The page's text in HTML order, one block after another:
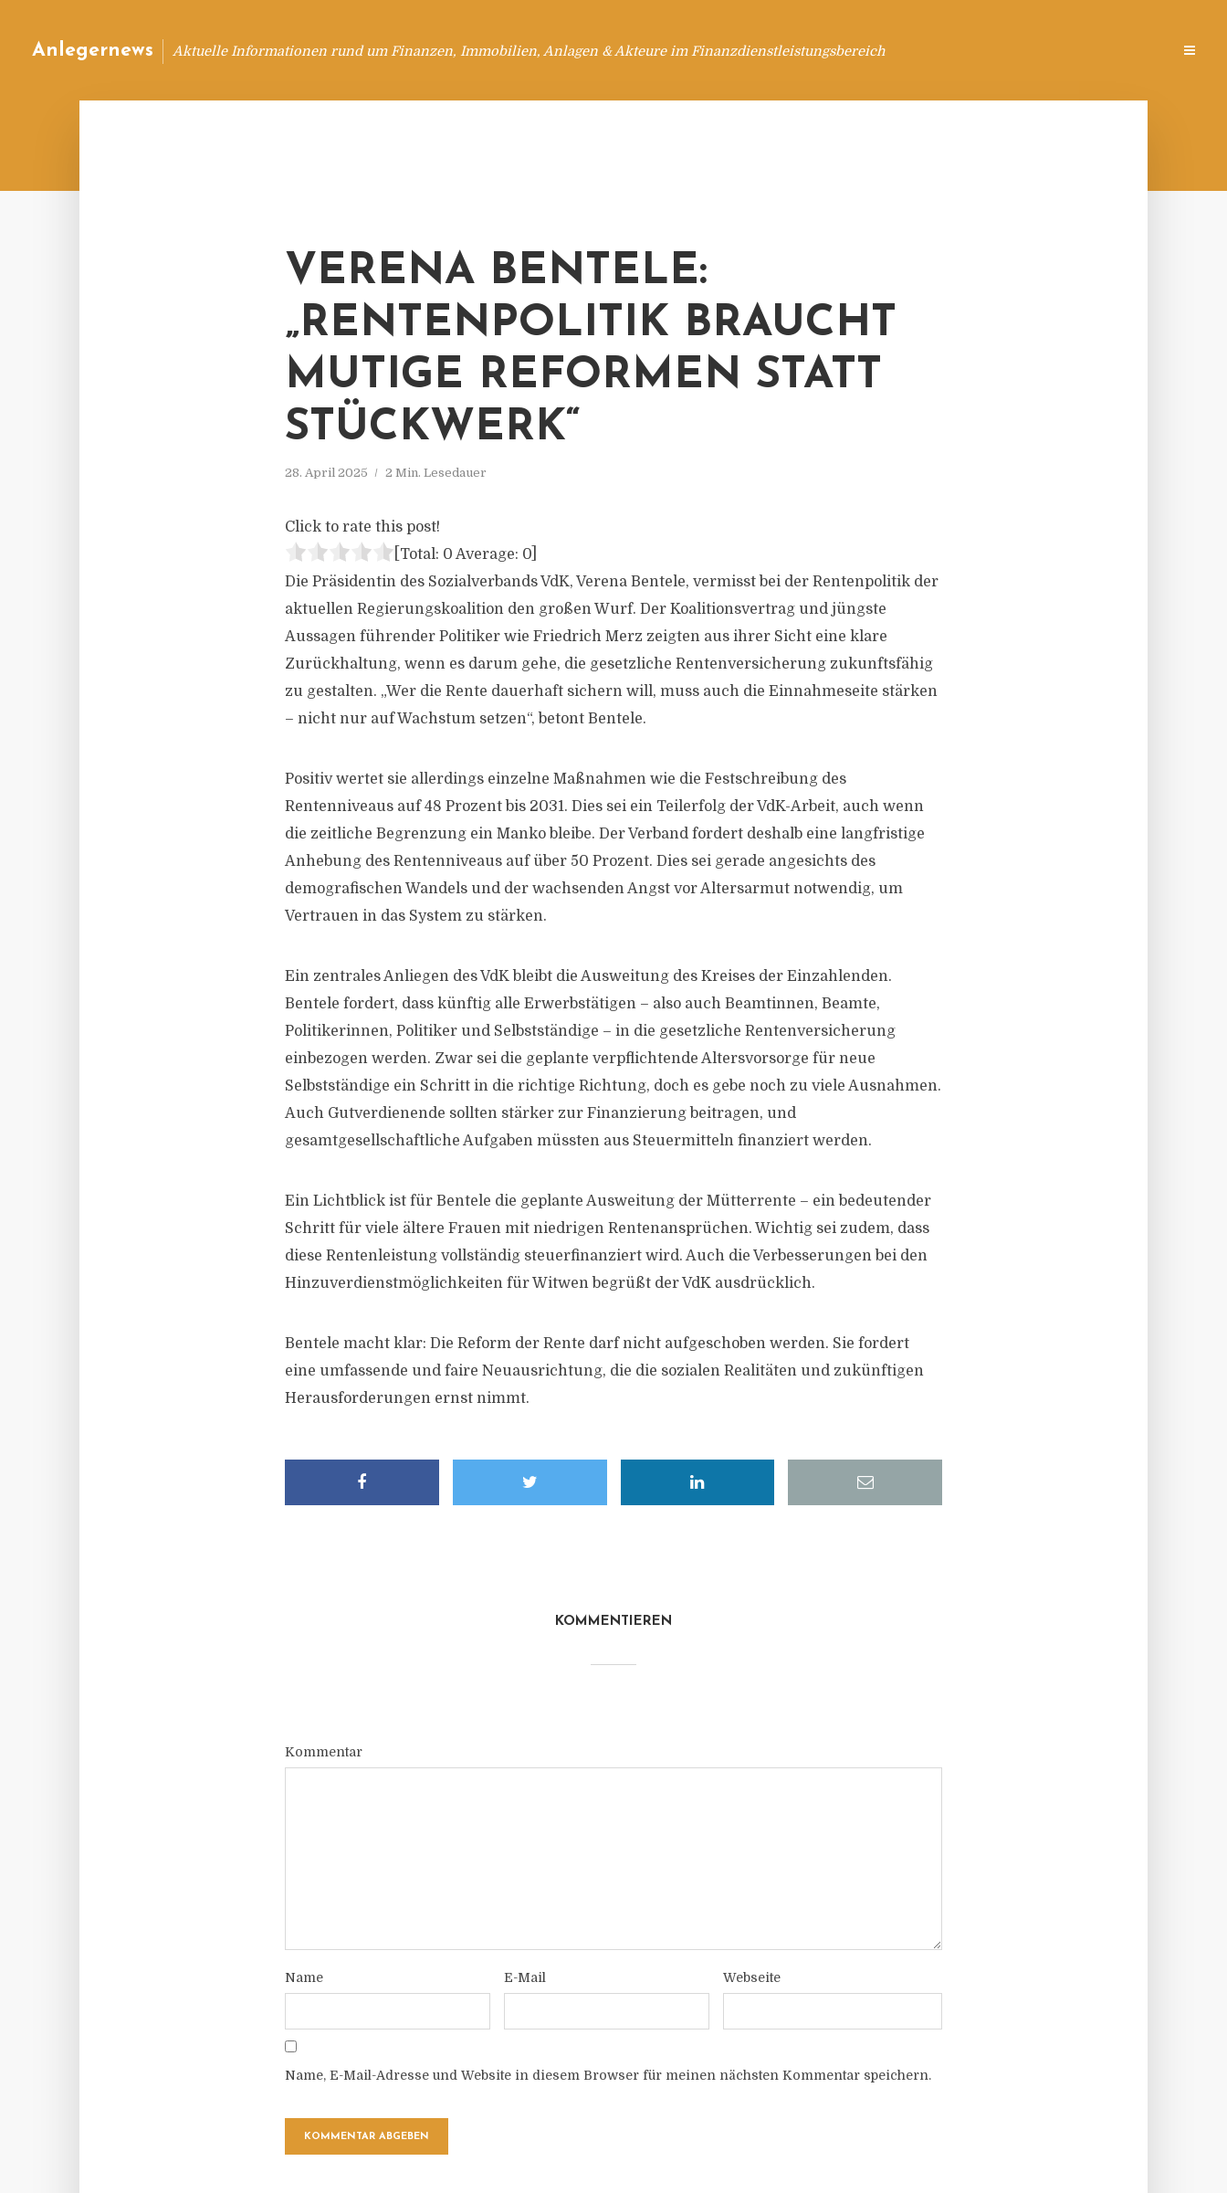
Anlegernews Aktuelle Informationen rund um Finanzen, Immobilien, Anlagen & Akteure im Finanzdienstleistungsbereich
VERENA BENTELE:
„RENTENPOLITIK BRAUCHT
MUTIGE REFORMEN STATT
STÜCKWERK“
28. April 2025 2 Min. Lesedauer
Click to rate this post!
[Total: 0 Average: 0
Die Präsidentin des Sozialverbands VdK, Verena Bentele, vermisst bei der Rentenpolitik der
aktuellen Regierungskoalition den großen Wurf. Der Koalitionsvertrag und jüngste
Aussagen führender Politiker wie Friedrich Merz zeigten aus ihrer Sicht eine klare
Zurückhaltung, wenn es darum gehe, die gesetzliche Rentenversicherung zukunftsfähig
zu gestalten. „Wer die Rente dauerhaft sichern will, muss auch die Einnahmeseite stärken
– nicht nur auf Wachstum setzen“, betont Bentele.
Positiv wertet sie allerdings einzelne Maßnahmen wie die Festschreibung des
Rentenniveaus auf 48 Prozent bis 2031. Dies sei ein Teilerfolg der VdK-Arbeit, auch wenn
die zeitliche Begrenzung ein Manko bleibe. Der Verband fordert deshalb eine langfristige
Anhebung des Rentenniveaus auf über 50 Prozent. Dies sei gerade angesichts des
demografischen Wandels und der wachsenden Angst vor Altersarmut notwendig, um
Vertrauen in das System zu stärken.
Ein zentrales Anliegen des VdK bleibt die Ausweitung des Kreises der Einzahlenden.
Bentele fordert, dass künftig alle Erwerbstätigen – also auch Beamtinnen, Beamte,
Politikerinnen, Politiker und Selbstständige – in die gesetzliche Rentenversicherung
einbezogen werden. Zwar sei die geplante verpflichtende Altersvorsorge für neue
Selbstständige ein Schritt in die richtige Richtung, doch es gebe noch zu viele Ausnahmen.
Auch Gutverdienende sollten stärker zur Finanzierung beitragen, und
gesamtgesellschaftliche Aufgaben müssten aus Steuermitteln finanziert werden.
Ein Lichtblick ist für Bentele die geplante Ausweitung der Mütterrente – ein bedeutender
Schritt für viele ältere Frauen mit niedrigen Rentenansprüchen. Wichtig sei zudem, dass
diese Rentenleistung vollständig steuerfinanziert wird. Auch die Verbesserungen bei den
Hinzuverdienstmöglichkeiten für Witwen begrüßt der VdK ausdrücklich.
Bentele macht klar: Die Reform der Rente darf nicht aufgeschoben werden. Sie fordert
eine umfassende und faire Neuausrichtung, die die sozialen Realitäten und zukünftigen
Herausforderungen ernst nimmt.
KOMMENTIEREN
Kommentar
Name E-Mail Webseite
Name, E-Mail-Adresse und Website in diesem Browser für meinen nächsten Kommentar speichern.